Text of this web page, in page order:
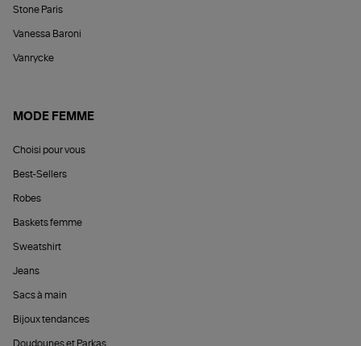
Stone Paris
Vanessa Baroni
Vanrycke
MODE FEMME
Choisi pour vous
Best-Sellers
Robes
Baskets femme
Sweatshirt
Jeans
Sacs à main
Bijoux tendances
Doudounes et Parkas